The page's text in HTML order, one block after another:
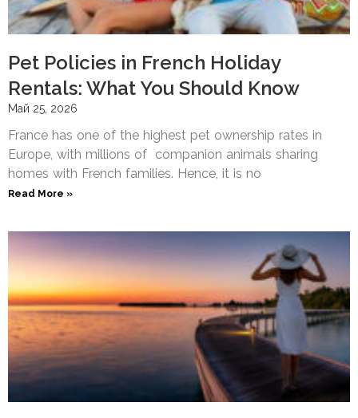
Pet Policies in French Holiday
Rentals: What You Should Know
Май 25, 2026
France has one of the highest pet ownership rates in
Europe, with millions of companion animals sharing
homes with French families. Hence, it is no
Read More »